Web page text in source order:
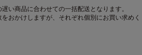
い商品に合わせての一括配送となります。
おかけしますが、それぞれ個別にお買い求めく